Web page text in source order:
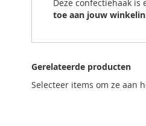
Deze confectiehaak
toe aan jouw
Gerelateerde producten
Selecteer items om ze aan